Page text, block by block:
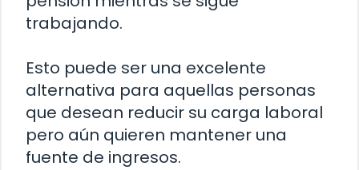
trabajando.
Esto puede ser una excelente
alternativa para aquellas personas
que desean reducir su carga laboral
pero aún quieren mantener una
fuente de ingresos.